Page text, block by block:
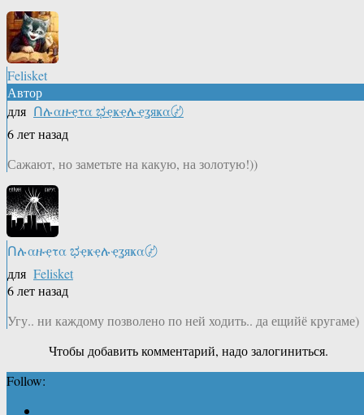
Felisket
Автор
для Ոሉαዙҿτα ಭҿҝҿሉҿʓяҝα〄
6 лет назад
Сажают, но заметьте на какую, на золотую!))
Ոሉαዙҿτα ಭҿҝҿሉҿʓяҝα〄
для Felisket
6 лет назад
Угу.. ни каждому позволено по ней ходить.. да ещийё кругаме)
Чтобы добавить комментарий, надо залогиниться.
Follow: